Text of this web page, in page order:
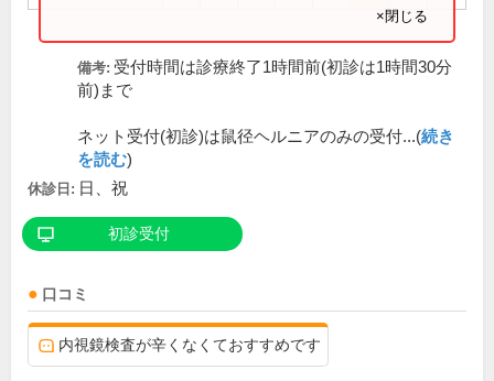
×閉じる
備考: 受付時間は診療終了1時間前(初診は1時間30分
前)まで
ネット受付(初診)は鼠径ヘルニアのみの受付...(続き
を読む)
休診日: 日、祝
初診受付
口コミ
内視鏡検査が辛くなくておすすめです